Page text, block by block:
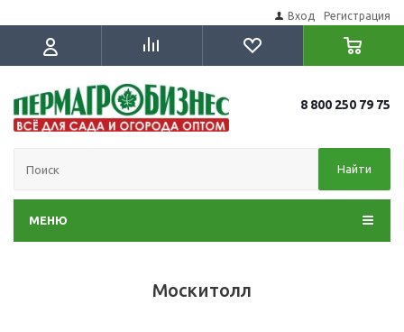
Вход Регистрация
8 800 250 79 75
Найти
МЕНЮ
Москитолл